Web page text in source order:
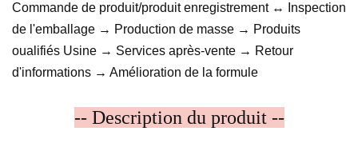
Commande de produit/produit enregistrement ↔ Inspection
de l'emballage → Production de masse → Produits
oualifiés Usine → Services après-vente → Retour
d'informations → Amélioration de la formule
-- Description du produit --